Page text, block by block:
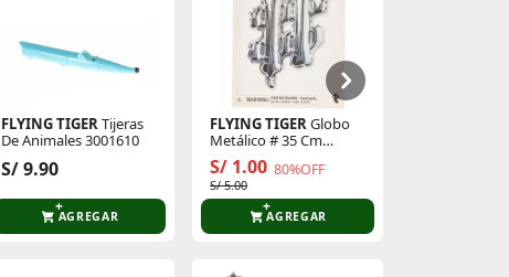
FLYING TIGER Tijeras
De Animales 3001610
S/ 9.90
AGREGAR
FLYING TIGER Globo
Metálico # 35 Cm
P/Cumpleaños 3005873
S/ 1.00 80%OFF
S/ 5.00
AGREGAR